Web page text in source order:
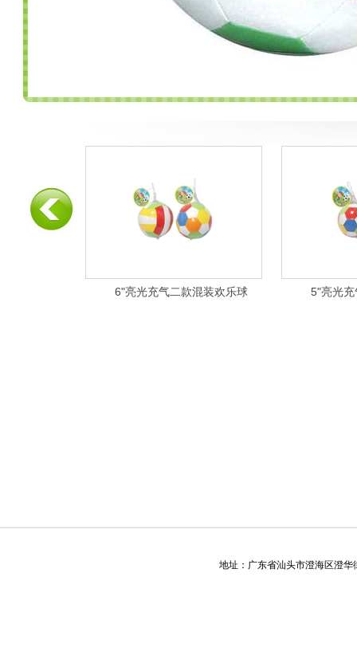
6"亮光充气二款混装欢乐球 5"亮光
地址：广东省汕头市澄海区澄